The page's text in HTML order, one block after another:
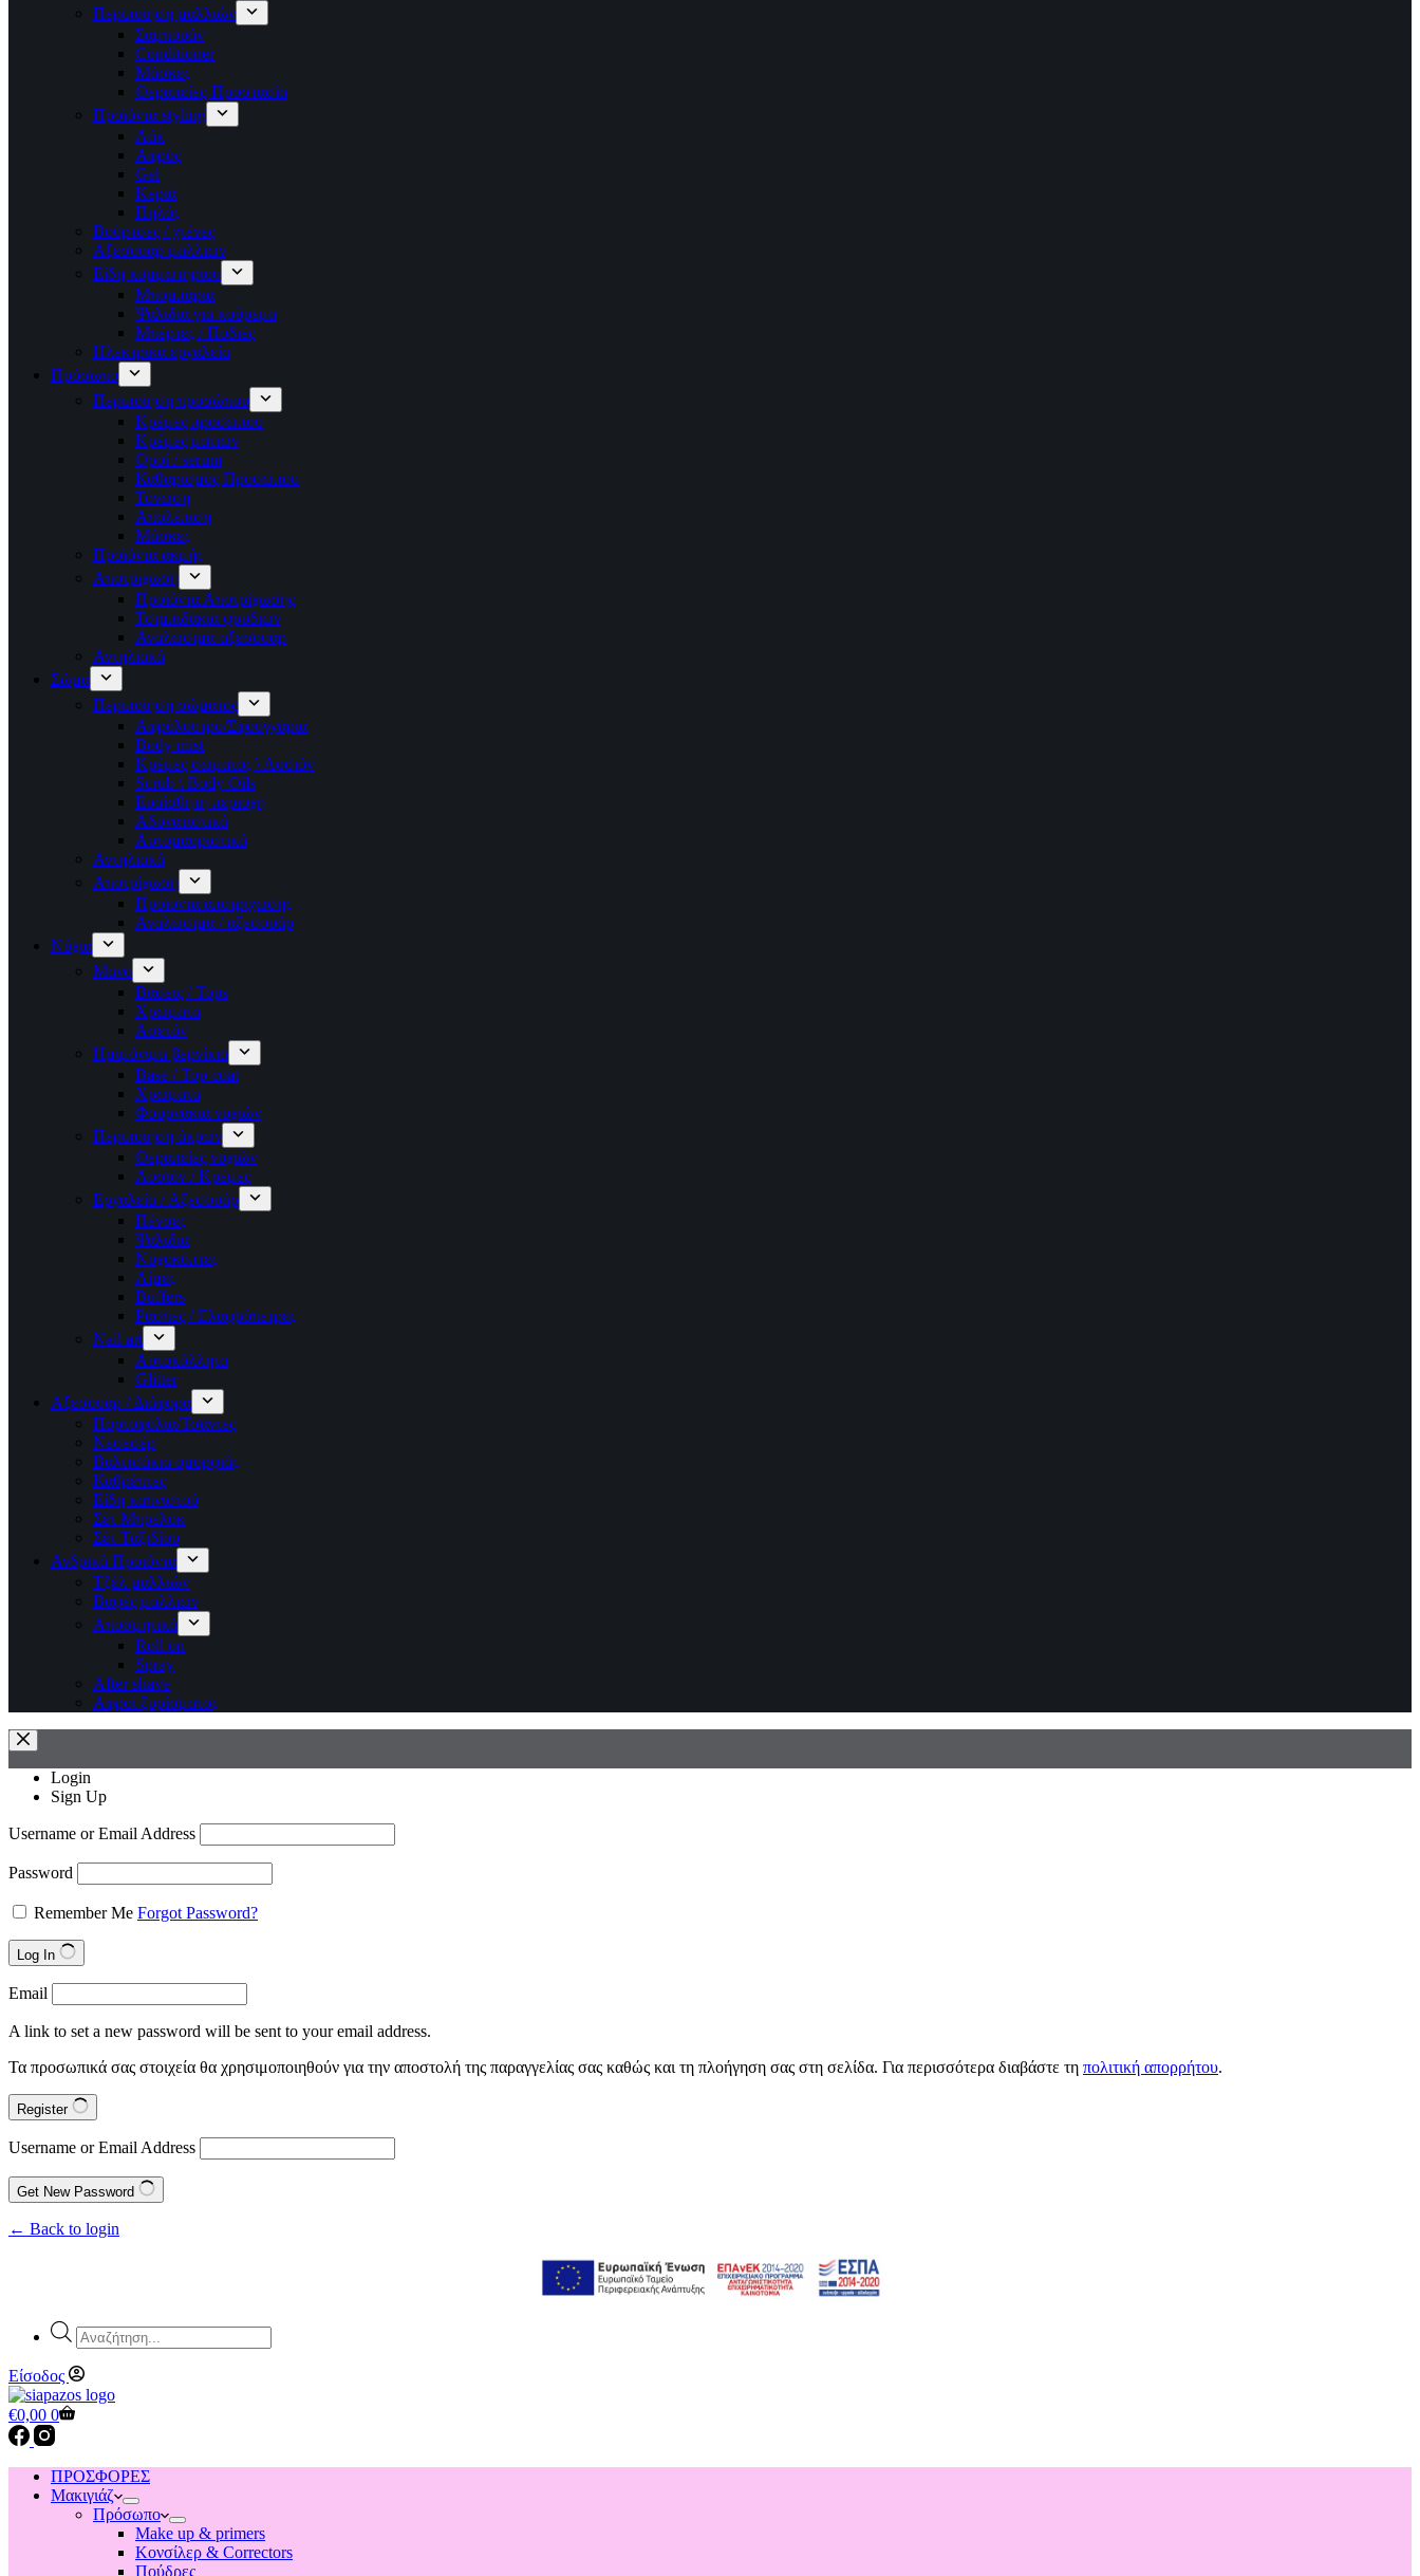
Περιποίηση μαλλιών
Σαμπουάν
Conditioner
Μάσκες
Θεραπείες-Προστασία
Προϊόντα styling
Λάκ
Αφρός
Gel
Κεριά
Πηλός
Βούρτσες / χτένες
Αξεσουάρ μαλλιών
Είδη κομμωτηρίου
Μπομπάρια
Ψαλίδια για κούρεμα
Μπέρτες / Ποδιές
Ηλεκτρικά εργαλεία
Πρόσωπο
Περιποίηση προσώπου
Κρέμες προσώπου
Κρέμες ματιών
Οροί / serum
Καθαρισμός Προσώπου
Τόνωση
Απολέπιση
Μάσκες
Προϊόντα ακμής
Αποτριχωση
Προϊόντα Αποτρίχωσης
Τσιμπιδάκια φρυδιών
Αναλώσιμα-αξεσουάρ
Αντηλιακά
Σώμα
Περιποίηση σώματος
Αφρόλουτρο/Σφουγγάρια
Body mist
Κρέμες σώματος \ Λοσιόν
Scrub \ Body Oils
Ευαίσθητη περιοχή
Αδυνατιστικά
Αυτομαυριστικά
Αντηλιακά
Αποτρίχωση
Προϊοντα αποτριχωσης
Αναλώσιμα / αξεσουάρ
Νύχια
Μανό
Βάσεις / Tops
Χρώματα
Ασετόν
Ημιμόνιμα βερνίκια
Base / Top coat
Χρώματα
Φουρνάκια νυχιών
Περιποίηση άκρων
Θεραπείες νυχιών
Λοσιόν / Κρέμες
Εργαλεία / Αξεσουάρ
Πένσες
Ψαλίδια
Νυχοκόπτες
Λίμες
Buffers
Ράσπες / Ελαφρόπετρες
Nail art
Αυτοκόλλητα
Glitter
Αξεσουάρ / Διάφορα
Πορτοφόλια/Τσάντες
Νεσεσέρ
Βαλιτσάκια ομορφιάς
Καθρέπτες
Είδη καπνιστού
Σέτ Μπρελόκ
Σέτ Ταξιδίου
Ανδρικά Προιόντα
Τζέλ μαλλιών
Βαφές μαλλιών
Αποσμητικά
Roll on
Spray
After shave
Αφροί ξυρίσματος
Login
Sign Up
Username or Email Address
Password
Remember Me Forgot Password?
Log In
Email
A link to set a new password will be sent to your email address.
Τα προσωπικά σας στοιχεία θα χρησιμοποιηθούν για την αποστολή της παραγγελίας σας καθώς και τη πλοήγηση σας στη σελίδα. Για περισσότερα διαβάστε τη πολιτική απορρήτου.
Register
Username or Email Address
Get New Password
← Back to login
Products
search
Είσοδος
Shopping
cart
€0,00 0
ΠΡΟΣΦΟΡΕΣ
Μακιγιάζ
Πρόσωπο
Make up & primers
Κονσίλερ & Correctors
Πούδρες